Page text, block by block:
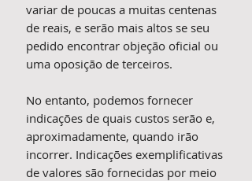
variar de poucas a muitas centenas
de reais, e serão mais altos se seu
pedido encontrar objeção oficial ou
uma oposição de terceiros.
No entanto, podemos fornecer
indicações de quais custos serão e,
aproximadamente, quando irão
incorrer. Indicações exemplificativas
de valores são fornecidas por meio